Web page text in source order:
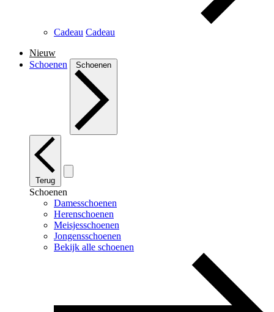
Cadeau Cadeau
Nieuw
Schoenen
Schoenen
Terug
Schoenen
Damesschoenen
Herenschoenen
Meisjesschoenen
Jongensschoenen
Bekijk alle schoenen